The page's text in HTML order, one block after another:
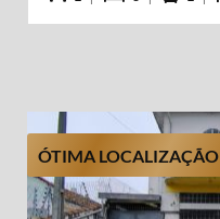
ÓTIMA LOCALIZAÇÃO